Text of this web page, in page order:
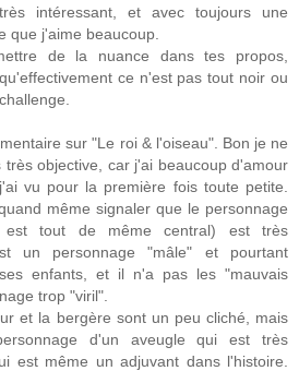
intéressant, et avec toujours une
que j'aime beaucoup.
de la nuance dans tes propos,
ce n'est pas tout noir ou
sur "Le roi & l'oiseau". Bon je ne
très objective, car j'ai beaucoup d'amour
vu pour la première fois toute petite.
même signaler que le personnage
tout de même central) est très
un personnage "mâle" et pourtant
enfants, et il n'a pas les "mauvais
trop "viril".
et la bergère sont un peu cliché, mais
d'un aveugle qui est très
est même un adjuvant dans l'histoire.